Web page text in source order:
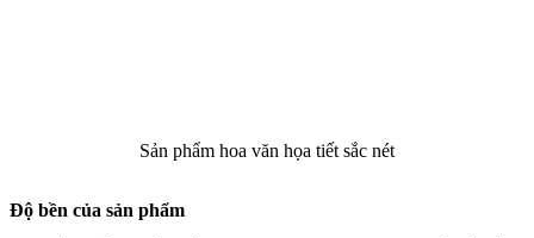
Sản phẩm hoa văn họa tiết sắc nét
Độ bền của sản phẩm